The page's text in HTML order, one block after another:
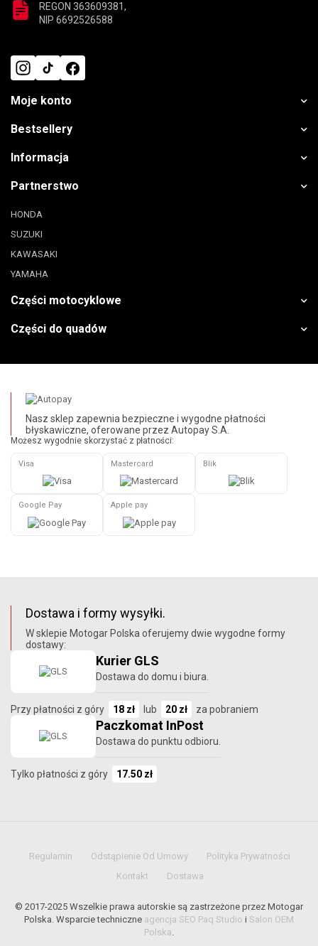
REGON 363609381,
NIP 6692526588
Moje konto
Bestsellery
Informacja
Partnerstwo
HONDA
SUZUKI
KAWASAKI
YAMAHA
Części motocyklowe
Części do quadów
Nasz sklep zapewnia bezpieczne i wygodne płatności
błyskawiczne, oferowane przez Autopay S.A.
Możesz wygodnie skorzystać z płatności:
Visa Mastercard Blik
Google Pay Apple pay
Dostawa i formy wysyłki.
W sklepie Motogar Polska oferujemy dwie wygodne formy
dostawy:
Kurier GLS
Dostawa do domu i biura.
Przy płatności z góry 18 zł lub 20 zł za pobraniem
Paczkomat InPost
Dostawa do punktu odbioru.
Tylko płatności z góry 17.50 zł
Regulamin Odstąpienie Od Umowy
Polityka Prywatności
Kontakt
Dostawa
© 2017-2025 Wszelkie prawa autorskie są zastrzeżone przez Motogar
Polska. Wsparcie techniczne agencja SEO Paq Studio i Salon OEM
Polska